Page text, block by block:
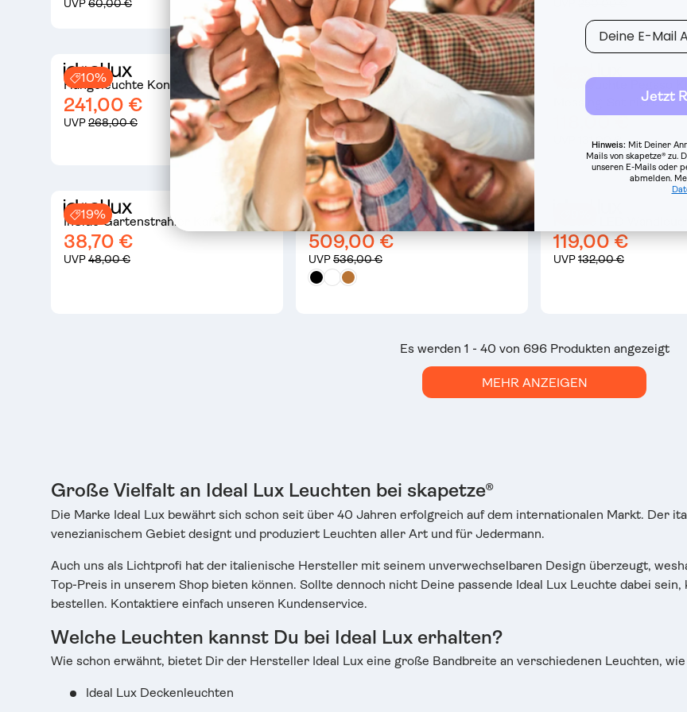
UVP60,00 € UVP137,00 €
10%
Hängeleuchte Konse Sp1
241,00 €
UVP268,00 €
10%
LED Deckenleuchte Oby 3-flammig
Weiß
198,00 €
UVP220,00 €
9%
Tischleuchte Pegaso
Messing-Satiniert
118,00 €
131,00 €
19%
InSide Gartenstrahler Kaffee
38,70 €
UVP48,00 €
10%
Filo LED Pendelleuchte Aufhängung
509,00 €
UVP536,00 €
119,00 €
UVP132,00 €
Es werden 1 - 40 von 696 Produkten angezeigt
MEHR ANZEIGEN
Große Vielfalt an Ideal Lux Leuchten bei skapetze®
Die Marke Ideal Lux bewährt sich schon seit über 40 Jahren erfolgreich auf dem internationalen Markt. Der
venezianischem Gebiet designt und produziert Leuchten aller Art und für Jedermann.
Auch uns als Lichtprofi hat der italienische Hersteller mit seinem unverwechselbaren Design überzeugt,
Top-Preis in unserem Shop bieten können. Sollte dennoch nicht Deine passende Ideal Lux Leuchte dabei
bestellen. Kontaktiere einfach unseren Kundenservice.
Welche Leuchten kannst Du bei Ideal Lux erhalten?
Wie schon erwähnt, bietet Dir der Hersteller Ideal Lux eine große Bandbreite an verschiedenen Leuchten,
Ideal Lux Deckenleuchten
E-Mail
Jetzt
Hinweis: Mit Deiner
Mails von skapetze® zu.
unseren E-Mails oder
abmelden.